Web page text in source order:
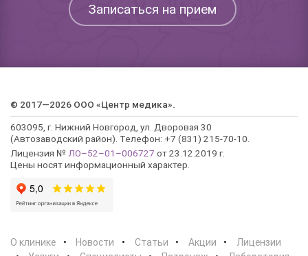
Записаться на прием
© 2017—2026 ООО «Центр медика».
603095, г. Нижний Новгород, ул. Дворовая 30
(Автозаводский район). Телефон: +7 (831) 215-70-10.
Лицензия № ЛО–52–01–006727 от 23.12.2019 г.
Цены носят информационный характер.
О клинике Новости Статьи Акции
Лицензии